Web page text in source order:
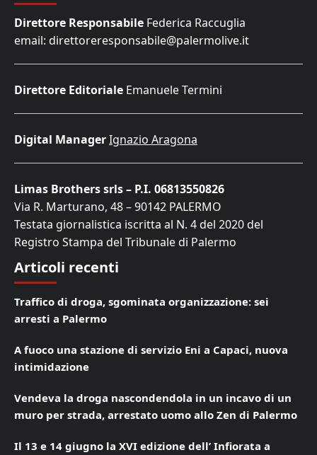
Direttore Responsabile Federica Raccuglia
email: direttoreresponsabile@palermolive.it
Direttore Editoriale Emanuele Termini
Digital ManagerIgnazio Aragona
Limas Brothers srls – P.I. 06813550826
Via R. Marturano, 48 – 90142 PALERMO
Testata giornalistica iscritta al N. 4 del 2020 del
Registro Stampa del Tribunale di Palermo
Articoli recenti
Traffico di droga, sgominata organizzazione: sei
arresti a Palermo
A fuoco una stazione di servizio Eni a Capaci, nuova
intimidazione
Vendeva la droga nascondendola in un incavo di un
muro per strada, arrestato uomo allo Zen di Palermo
Il 13 e 14 giugno la XVI edizione dell’ Infiorata a